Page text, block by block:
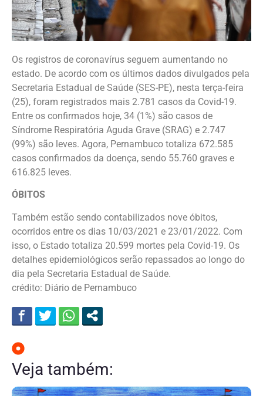
Os registros de coronavírus seguem aumentando no
estado. De acordo com os últimos dados divulgados pela
Secretaria Estadual de Saúde (SES-PE), nesta terça-feira
(25), foram registrados mais 2.781 casos da Covid-19.
Entre os confirmados hoje, 34 (1%) são casos de
Síndrome Respiratória Aguda Grave (SRAG) e 2.747
(99%) são leves. Agora, Pernambuco totaliza 672.585
casos confirmados da doença, sendo 55.760 graves e
616.825 leves.
ÓBITOS
Também estão sendo contabilizados nove óbitos,
ocorridos entre os dias 10/03/2021 e 23/01/2022. Com
isso, o Estado totaliza 20.599 mortes pela Covid-19. Os
detalhes epidemiológicos serão repassados ao longo do
dia pela Secretaria Estadual de Saúde.
crédito: Diário de Pernambuco
Veja também: